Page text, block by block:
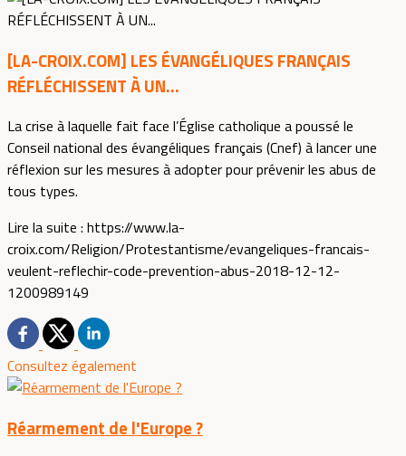
[LA-CROIX.COM] LES ÉVANGÉLIQUES FRANÇAIS
RÉFLÉCHISSENT À UN...
La crise à laquelle fait face l’Église catholique a poussé le
Conseil national des évangéliques français (Cnef) à lancer une
réflexion sur les mesures à adopter pour prévenir les abus de
tous types.
Lire la suite : https://www.la-
croix.com/Religion/Protestantisme/evangeliques-francais-
veulent-reflechir-code-prevention-abus-2018-12-12-
1200989149
Consultez également
Réarmement de l'Europe ?